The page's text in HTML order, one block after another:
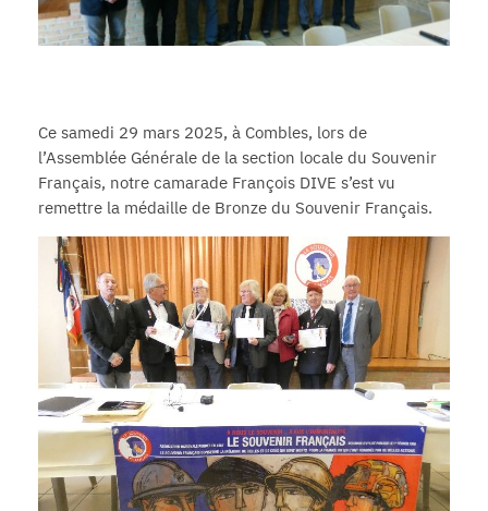
Ce samedi 29 mars 2025, à Combles, lors de
l’Assemblée Générale de la section locale du Souvenir
Français, notre camarade François DIVE s’est vu
remettre la médaille de Bronze du Souvenir Français.